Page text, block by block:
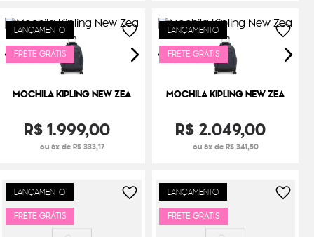
LANÇAMENTO
FRETE GRÁTIS
MOCHILA KIPLING NEW ZEA
R$1.999,00
ou 6x de R$ 333,17
LANÇAMENTO
FRETE GRÁTIS
MOCHILA KIPLING NEW ZEA
R$2.049,00
ou 6x de R$ 341,50
LANÇAMENTO
FRETE GRÁTIS
LANÇAMENTO
FRETE GRÁTIS